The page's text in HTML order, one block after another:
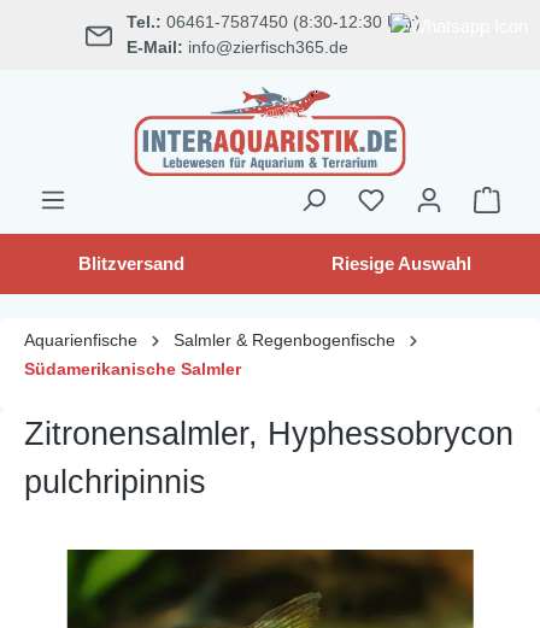
springen Tel.: 06461-7587450 (8:30-12:30 Uhr)
E-Mail: info@zierfisch365.de
Blitzversand Riesige Auswahl
Aquarienfische
Salmler & Regenbogenfische
Südamerikanische Salmler
Zitronensalmler, Hyphessobrycon
pulchripinnis
Bildergalerie überspringen